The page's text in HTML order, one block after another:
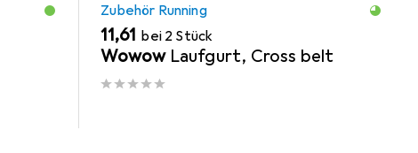
Zubehör Running
EUR
11,61 bei 2 Stück
Wowow Laufgurt, Cross belt